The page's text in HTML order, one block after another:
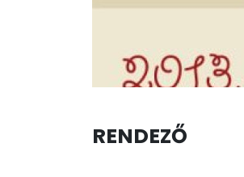
RENDEZŐ